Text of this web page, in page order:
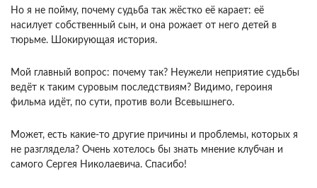
Но я не пойму, почему судьба так жёстко её карает: её
насилует собственный сын, и она рожает от него детей в
тюрьме. Шокирующая история.
Мой главный вопрос: почему так? Неужели неприятие судьбы
ведёт к таким суровым последствиям? Видимо, героиня
фильма идёт, по сути, против воли Всевышнего.
Может, есть какие-то другие причины и проблемы, которых я
не разглядела? Очень хотелось бы знать мнение клубчан и
самого Сергея Николаевича. Спасибо!